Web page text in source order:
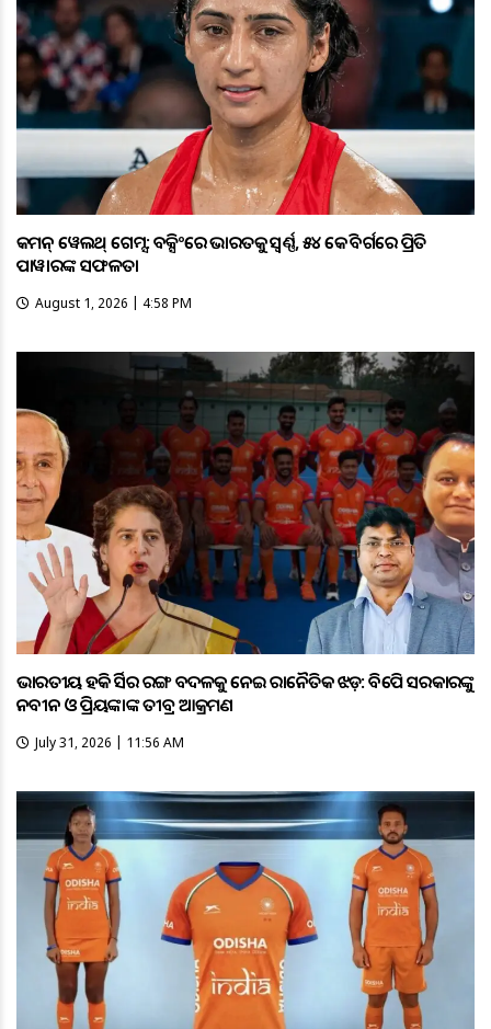
କମନ୍ ୱେଲଥ୍ ଗେମ୍ସ: ବକ୍ସିଂରେ ଭାରତକୁ ସ୍ବର୍ଣ୍ଣ, ୫୪ କେଜି ବର୍ଗରେ ପ୍ରିତି
ପାୱାରଙ୍କ ସଫଳତା
August 1, 2026 | 4:58 PM
ଭାରତୀୟ ହକି ଜର୍ସିର ରଙ୍ଗ ବଦଳକୁ ନେଇ ରାଜନୈତିକ ଝଡ଼: ବିଜେପି ସରକାରଙ୍କୁ
ନବୀନ ଓ ପ୍ରିୟଙ୍କାଙ୍କ ତୀବ୍ର ଆକ୍ରମଣ
July 31, 2026 | 11:56 AM